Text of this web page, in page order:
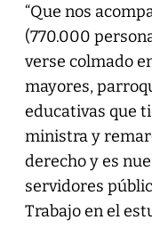
“Que nos
(770.000
verse colmado
mayores,
educativas que
ministra y
derecho y es
servidores
Trabajo en el